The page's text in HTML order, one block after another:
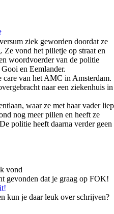
ziek geworden doordat ze
Ze vond het pilletje op straat en
woordvoerder van de politie
en Eemlander.
care van het AMC in Amsterdam.
naar een ziekenhuis in
waar ze met haar vader liep
nog meer pillen en heeft ze
politie heeft daarna verder geen
vond
gevonden dat je graag op FOK!
kun je daar leuk over schrijven?